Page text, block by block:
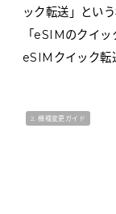
ック転送」とい
「eSIMのクイ
eSIMクイック転
2. 機種変更ガイド